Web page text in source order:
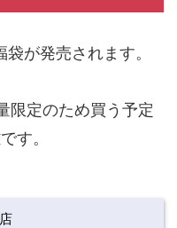
が発売されます。
限定のため買う予定
す。